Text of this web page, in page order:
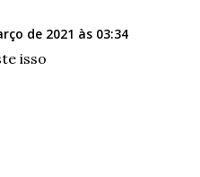
de 2021 às 03:34
isso